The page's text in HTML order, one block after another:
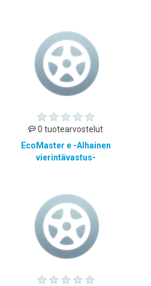
0 tuotearvostelut
EcoMaster e -Alhainen
vierintävastus-